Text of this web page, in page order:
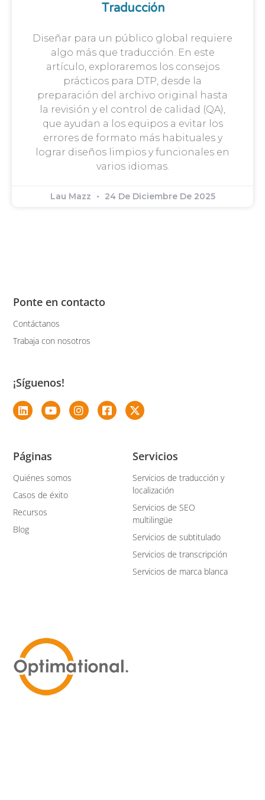
Traducción
Diseñar para un público global requiere
algo más que traducción. En este
artículo, exploraremos los consejos
prácticos para DTP, desde la
preparación del archivo original hasta
la revisión y el control de calidad (QA),
que ayudan a los equipos a evitar los
errores de formato más habituales y
lograr diseños limpios y funcionales en
varios idiomas.
Lau Mazz 24 De Diciembre De 2025
Servicios
Servicios de traducción y
localización
Servicios de SEO
multilingüe
Servicios de subtitulado
Servicios de transcripción
Servicios de marca blanca
Páginas
Quiénes somos
Casos de éxito
Recursos
Blog
Ponte en contacto
Contáctanos
Trabaja con nosotros
¡Síguenos!